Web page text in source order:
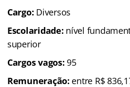
Cargo: Diversos
Escolaridade: nível
superior
Cargos vagos: 95
Remuneração: entre R$